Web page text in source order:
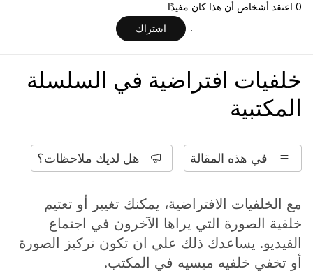
0 اعتقد أشخاص أن هذا كان مفيدًا
اشتراك
خلفيات افتراضية في السلسلة
المكتبية
في هذه المقالة هل لديك ملاحظات؟
مع الخلفيات الافتراضية، يمكنك تغيير أو تعتيم
خلفية الصورة التي يراها الآخرون في اجتماع
الفيديو. يساعدك ذلك علي ان تكون تركيز الصورة
أو تخفي خلفيه ميسيه في المكتب.